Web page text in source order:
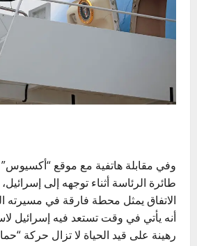
وفي مقابلة هاتفية مع موقع
طائرة الرئاسة أثناء توجهه إلى
الاتفاق يمثل محطة فارقة في مسيرته
أنه يأتي في وقت تستعد فيه إسرائيل
رهينة على قيد الحياة لا تزال حركة